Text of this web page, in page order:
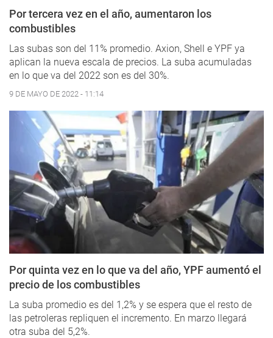
Por tercera vez en el año, aumentaron los
combustibles
Las subas son del 11% promedio. Axion, Shell e YPF ya
aplican la nueva escala de precios. La suba acumuladas
en lo que va del 2022 son es del 30%.
9 DE MAYO DE 2022 - 11:14
Por quinta vez en lo que va del año, YPF aumentó el
precio de los combustibles
La suba promedio es del 1,2% y se espera que el resto de
las petroleras repliquen el incremento. En marzo llegará
otra suba del 5,2%.